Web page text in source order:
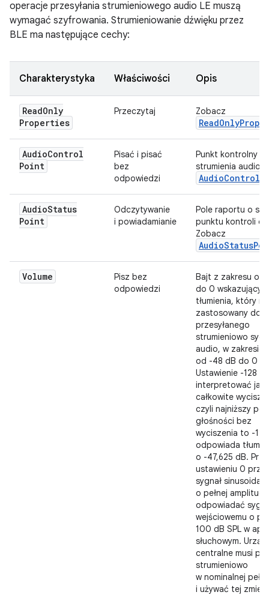
operacje przesyłania strumieniowego audio LE muszą
wymagać szyfrowania. Strumieniowanie dźwięku przez
BLE ma następujące cechy:
Charakterystyka Właściwości Opis
ReadOnly
Properties
Przeczytaj Zobacz
AudioControl
Point
Pisać i pisać
bez
odpowiedzi
Punkt kontrolny
strumienia audio.
AudioStatus
Point
Odczytywanie
i powiadamianie
Pole raportu o
punktu kontroli
Zobacz
Volume
Pisz bez
odpowiedzi
Bajt z zakresu od
do 0 wskazujący
tłumienia, który
zastosowany do
przesyłanego
strumieniowo
audio, w zakresie
od -48 dB do 0
Ustawienie -128
interpretować
całkowite
czyli najniższy
głośności bez
wyciszenia to -
odpowiada
o -47,625 dB. Przy
ustawieniu 0
sygnał
o pełnej
odpowiadać
wejściowemu o
100 dB SPL w
słuchowym.
centralne musi
strumieniowo
w nominalnej
i używać tej